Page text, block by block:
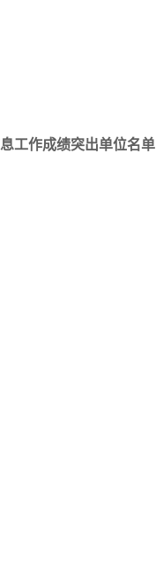
工作成绩突出单位名单